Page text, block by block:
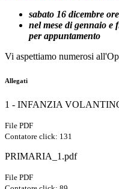
sabato 16 dicembre
nel mese di gennaio e
per appuntamento
Vi aspettiamo numerosi
Allegati
1 - INFANZIA
File PDF
Contatore click: 131
PRIMARIA_1.pdf
File PDF